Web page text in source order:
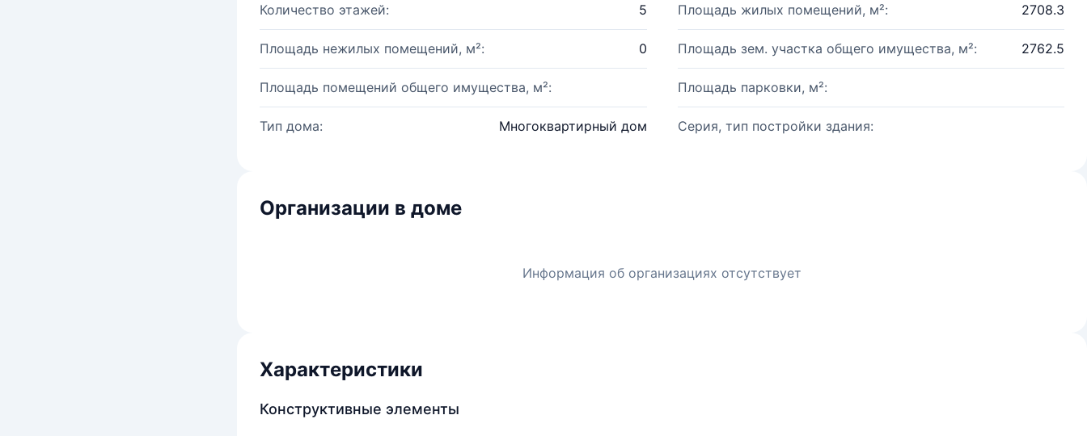
Количество этажей: 5 Площадь жилых помещений, м²: 2708.3
Площадь нежилых помещений, м²: 0 Площадь зем. участка общего имущества, м²: 2762.5
Площадь помещений общего имущества, м²: Площадь парковки, м²:
Тип дома: Многоквартирный дом Серия, тип постройки здания:
Организации в доме
Информация об организациях отсутствует
Характеристики
Конструктивные элементы